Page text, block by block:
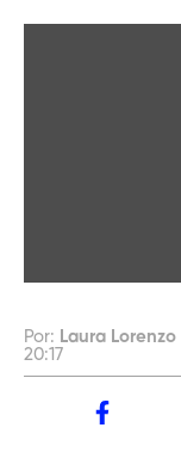
Por: Laura Lorenzo
20:17